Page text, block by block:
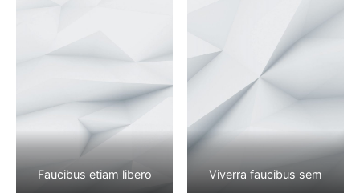
Faucibus etiam libero Viverra faucibus sem